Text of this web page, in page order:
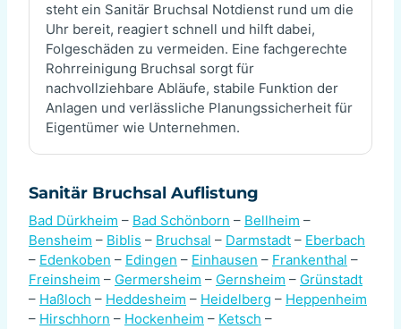
steht ein Sanitär Bruchsal Notdienst rund um die
Uhr bereit, reagiert schnell und hilft dabei,
Folgeschäden zu vermeiden. Eine fachgerechte
Rohrreinigung Bruchsal sorgt für
nachvollziehbare Abläufe, stabile Funktion der
Anlagen und verlässliche Planungssicherheit für
Eigentümer wie Unternehmen.
Sanitär Bruchsal Auflistung
Bad Dürkheim – Bad Schönborn – Bellheim –
Bensheim – Biblis – Bruchsal – Darmstadt – Eberbach
– Edenkoben – Edingen – Einhausen – Frankenthal –
Freinsheim – Germersheim – Gernsheim – Grünstadt
– Haßloch – Heddesheim – Heidelberg – Heppenheim
– Hirschhorn – Hockenheim – Ketsch –